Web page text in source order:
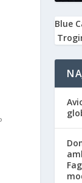
Blue